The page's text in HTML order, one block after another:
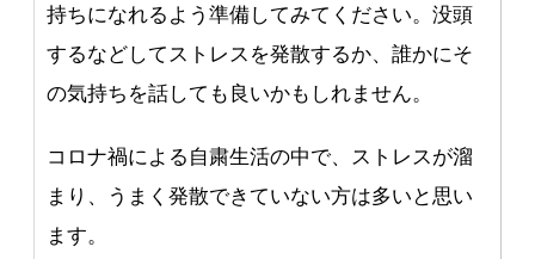
持ちになれるよう準備してみてください。没頭
するなどしてストレスを発散するか、誰かにそ
の気持ちを話しても良いかもしれません。
コロナ禍による自粛生活の中で、ストレスが溜
まり、うまく発散できていない方は多いと思い
ます。